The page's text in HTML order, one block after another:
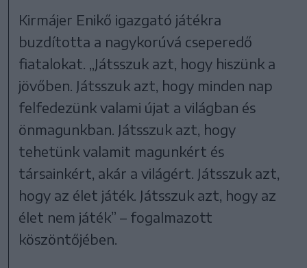
Kirmájer Enikő igazgató játékra
buzdította a nagykorúvá cseperedő
fiatalokat. „Játsszuk azt, hogy hiszünk a
jövőben. Játsszuk azt, hogy minden nap
felfedezünk valami újat a világban és
önmagunkban. Játsszuk azt, hogy
tehetünk valamit magunkért és
társainkért, akár a világért. Játsszuk azt,
hogy az élet játék. Játsszuk azt, hogy az
élet nem játék” – fogalmazott
köszöntőjében.